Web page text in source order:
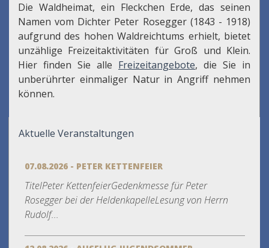
Die Waldheimat, ein Fleckchen Erde, das seinen
Namen vom Dichter Peter Rosegger (1843 - 1918)
aufgrund des hohen Waldreichtums erhielt, bietet
unzählige Freizeitaktivitäten für Groß und Klein.
Hier finden Sie alle Freizeitangebote, die Sie in
unberührter einmaliger Natur in Angriff nehmen
können.
Aktuelle Veranstaltungen
07.08.2026 - PETER KETTENFEIER
TitelPeter KettenfeierGedenkmesse für Peter
Rosegger bei der HeldenkapelleLesung von Herrn
Rudolf...